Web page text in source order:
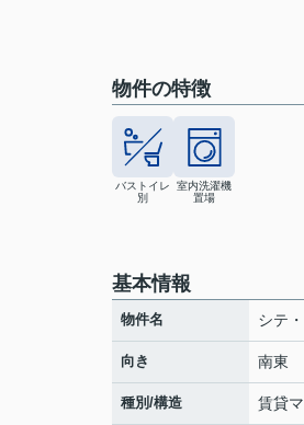
物件の特徴
バストイレ
別
室内洗濯機
置場
基本情報
物件名 シテ
向き 南東
種別/構造 賃貸